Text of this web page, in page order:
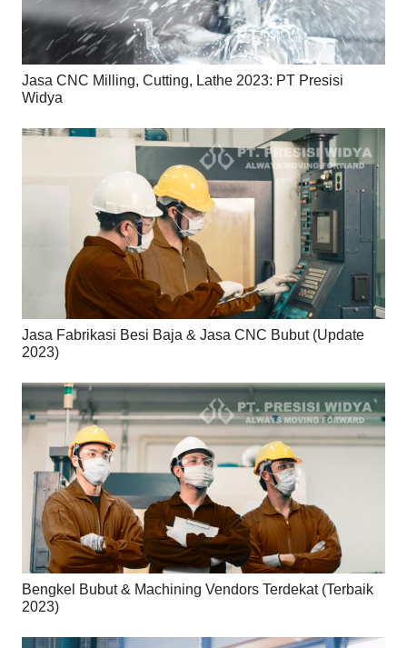
Jasa CNC Milling, Cutting, Lathe 2023: PT Presisi
Widya
Jasa Fabrikasi Besi Baja & Jasa CNC Bubut (Update
2023)
Bengkel Bubut & Machining Vendors Terdekat (Terbaik
2023)